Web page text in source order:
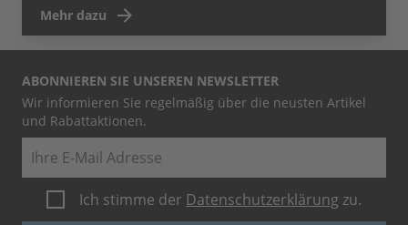
Mehr dazu
ABONNIEREN SIE UNSEREN NEWSLETTER
Wir informieren Sie regelmäßig über die neusten Artikel
und Rabattaktionen.
Ich stimme der Datenschutzerklärung zu.